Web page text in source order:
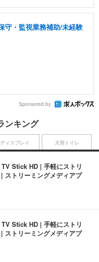
守・監視業務補助/未経験
Sponsored by
ンキング
Stick HD | 手軽にストリ
ストリーミングメディアプ
Stick HD | 手軽にストリ
ストリーミングメディアプ
ディスプレイ 犬用トイレ